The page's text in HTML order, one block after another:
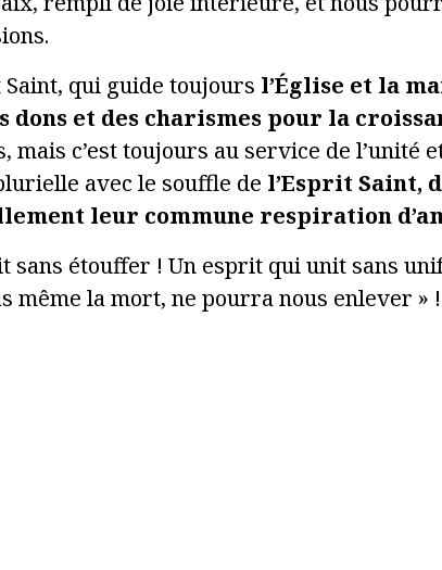
Saint, qui guide toujours l’Église et la
dons et des charismes pour la
c’est toujours au service de l’unité
avec le souffle de l’Esprit Saint,
leur commune respiration
sans étouffer ! Un esprit qui unit sans
même la mort, ne pourra nous enlever » !
du 31 mai 2026